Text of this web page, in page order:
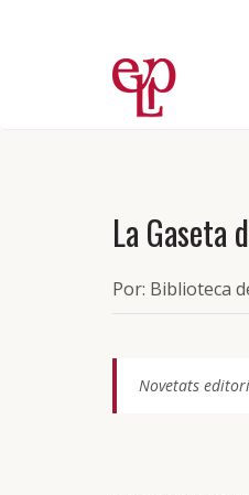
La Gaseta
Por: Biblioteca
Novetats